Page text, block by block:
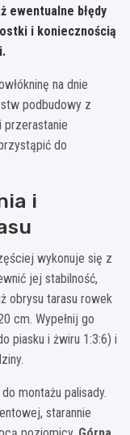
ewentualne błędy
i koniecznością
na dnie
podbudowy z
przerastanie
do
i
wykonuje się z
jej stabilność,
obrysu tarasu rowek
cm. Wypełnij go
piasku i żwiru 1:3:6) i
montażu palisady.
starannie